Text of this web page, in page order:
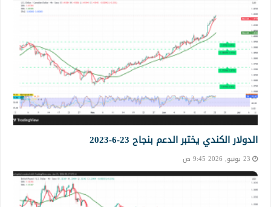
الدولار الكندي يختبر الدعم بنجاح 23-6-2023
23 يونيو, 2026 9:45 ص